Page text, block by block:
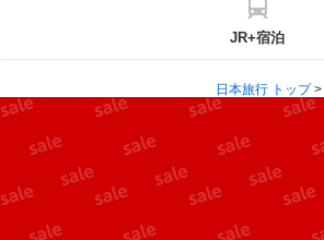
JR+宿泊
日本旅行 トップ>